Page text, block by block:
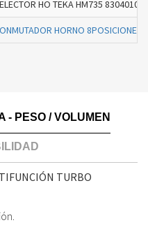
HO TEKA HM735
HORNO 8POSICIONES
- PESO / VOLUMEN
TURBO